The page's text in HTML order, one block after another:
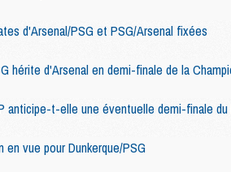
d'Arsenal/PSG et PSG/Arsenal fixées
hérite d'Arsenal en demi-finale de la
anticipe-t-elle une éventuelle demi-finale du
en vue pour Dunkerque/PSG